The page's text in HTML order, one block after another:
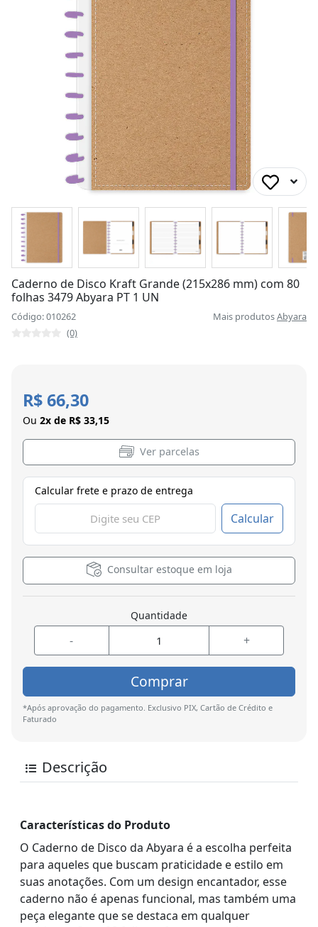
Caderno de Disco Kraft Grande (215x286 mm) com 80
folhas 3479 Abyara PT 1 UN
Código: 010262 Mais produtosAbyara
(0)
R$ 66,30
Ou 2x de R$ 33,15
Ver parcelas
Calcular frete e prazo de entrega
Calcular
Consultar estoque em loja
Quantidade
- +
Comprar
*Após aprovação do pagamento. Exclusivo PIX, Cartão de Crédito e
Faturado
Descrição
Características do Produto
O Caderno de Disco da Abyara é a escolha perfeita
para aqueles que buscam praticidade e estilo em
suas anotações. Com um design encantador, esse
caderno não é apenas funcional, mas também uma
peça elegante que se destaca em qualquer